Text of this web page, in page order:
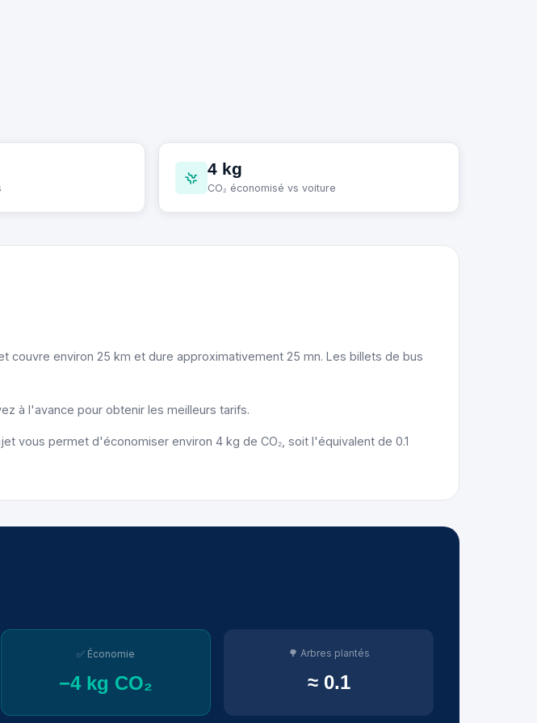
4 kg
CO₂ économisé vs voiture
environ 25 km et dure approximativement 25 mn. Les billets de bus
à l'avance pour obtenir les meilleurs tarifs.
vous permet d'économiser environ 4 kg de CO₂, soit l'équivalent de 0.1
✅ Économie
−4 kg CO₂
🌳 Arbres plantés
≈ 0.1